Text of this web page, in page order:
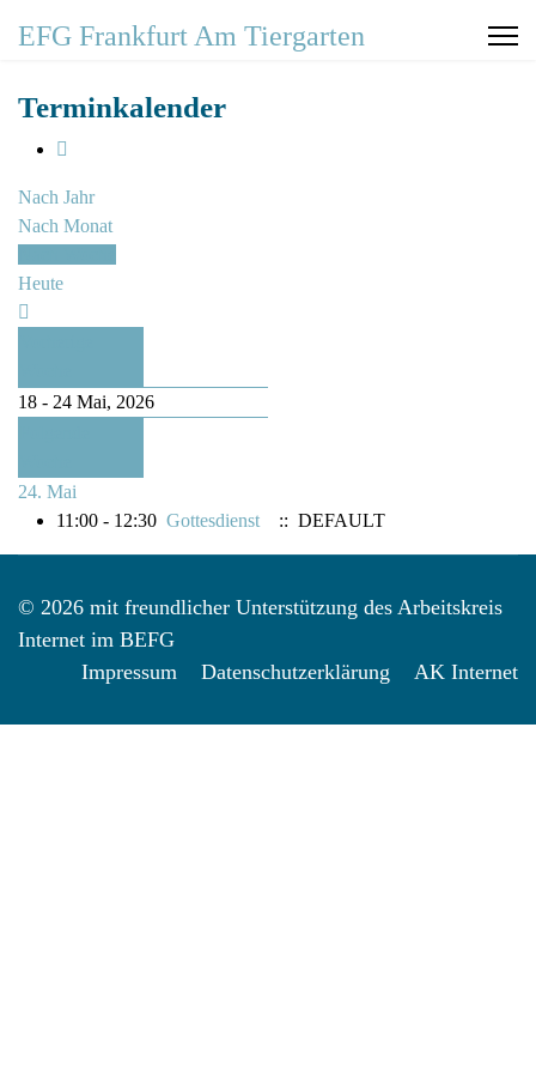
EFG Frankfurt Am Tiergarten
Terminkalender
Nach Jahr
Nach Monat
Heute
18 - 24 Mai, 2026
24. Mai
11:00 - 12:30 Gottesdienst :: DEFAULT
© 2026 mit freundlicher Unterstützung des Arbeitskreis
Internet im BEFG
Impressum
Datenschutzerklärung AK Internet